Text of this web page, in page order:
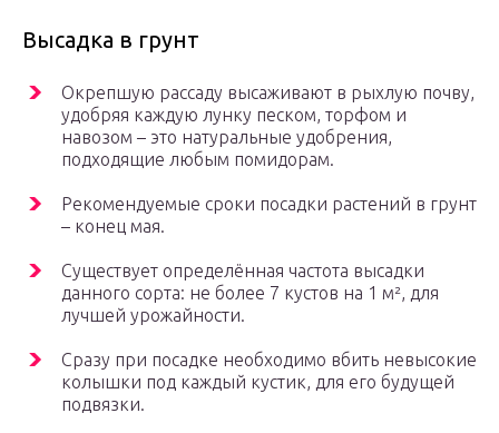
Высадка в грунт
Окрепшую рассаду высаживают в рыхлую почву,
удобряя каждую лунку песком, торфом и
навозом – это натуральные удобрения,
подходящие любым помидорам.
Рекомендуемые сроки посадки растений в грунт
– конец мая.
Существует определённая частота высадки
данного сорта: не более 7 кустов на 1 м², для
лучшей урожайности.
Сразу при посадке необходимо вбить невысокие
колышки под каждый кустик, для его будущей
подвязки.